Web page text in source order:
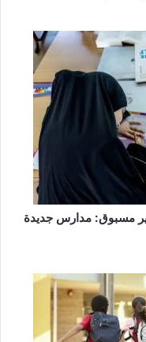
مسبوق: مدارس جديدة